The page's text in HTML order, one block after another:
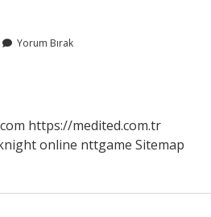
Yorum Bırak
https://medited.com.tr
online nttgame Sitemap